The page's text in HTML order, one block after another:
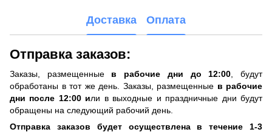
Доставка Оплата
Отправка заказов:
Заказы, размещенные в рабочие дни до 12:00 , будут
обработаны в тот же день. Заказы, размещенные в рабочие
дни после 12:00 или в выходные и праздничные дни будут
обращены на следующий рабочий день.
Отправка заказов будет осуществлена ​​в течение 1-3